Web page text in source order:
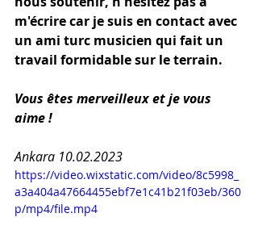
m'écrire car je suis en contact avec
un ami turc musicien qui fait un
travail formidable sur le terrain.
Vous êtes merveilleux et je vous
aime !
Ankara 10.02.2023
https://video.wixstatic.com/video/8c5998_
a3a404a47664455ebf7e1c41b21f03eb/360
p/mp4/file.mp4